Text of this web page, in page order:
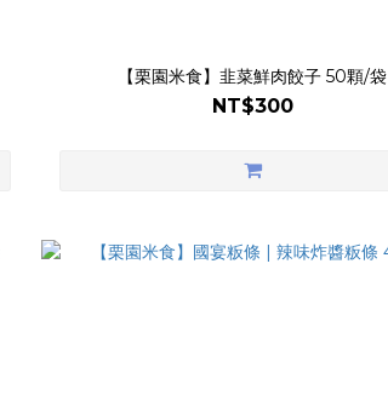
【栗園米食】韭菜鮮肉餃子 50顆/袋
NT$300